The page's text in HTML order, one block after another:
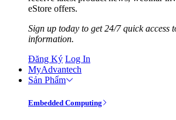
eStore offers.
Sign up today to get 24/7 quick access
information.
Đăng Ký Log In
MyAdvantech
Sản Phẩm
Embedded Computing